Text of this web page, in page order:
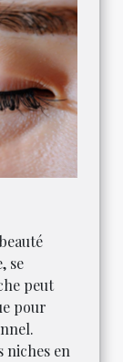
se
peut
pour
niches en